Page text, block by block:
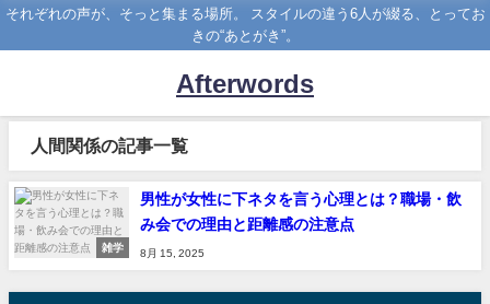
それぞれの声が、そっと集まる場所。 スタイルの違う6人が綴る、とってお
きの“あとがき”。
Afterwords
人間関係の記事一覧
雑学
男性が女性に下ネタを言う心理とは？職場・飲
み会での理由と距離感の注意点
8月 15, 2025